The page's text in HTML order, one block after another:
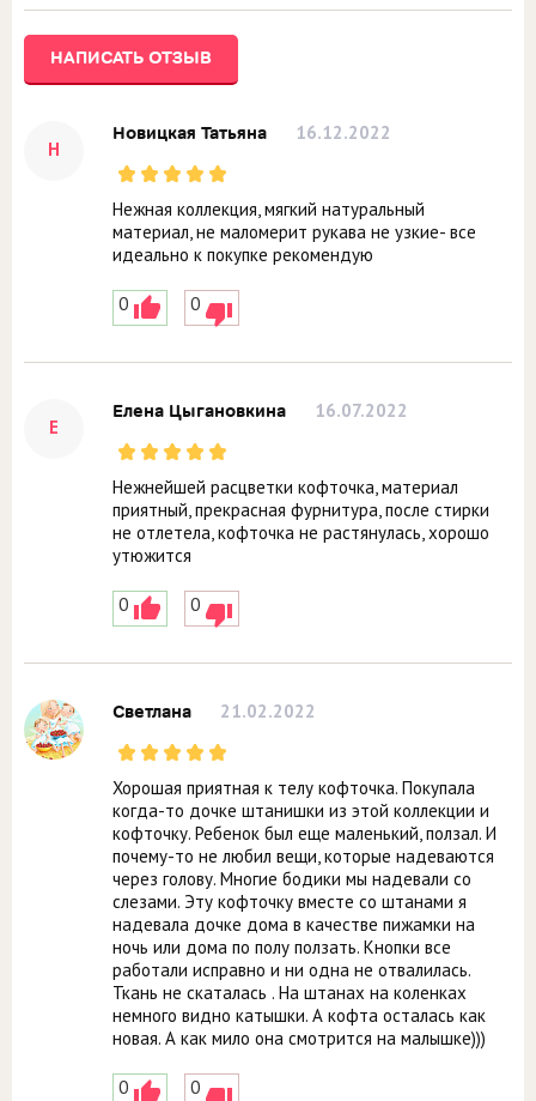
НАПИСАТЬ ОТЗЫВ
Н
Новицкая Татьяна 16.12.2022
Нежная коллекция, мягкий натуральный
материал, не маломерит рукава не узкие- все
идеально к покупке рекомендую
0 0
Е
Елена Цыгановкина 16.07.2022
Нежнейшей расцветки кофточка, материал
приятный, прекрасная фурнитура, после стирки
не отлетела, кофточка не растянулась, хорошо
утюжится
0 0
Светлана 21.02.2022
Хорошая приятная к телу кофточка. Покупала
когда-то дочке штанишки из этой коллекции и
кофточку. Ребенок был еще маленький, ползал. И
почему-то не любил вещи, которые надеваются
через голову. Многие бодики мы надевали со
слезами. Эту кофточку вместе со штанами я
надевала дочке дома в качестве пижамки на
ночь или дома по полу ползать. Кнопки все
работали исправно и ни одна не отвалилась.
Ткань не скаталась . На штанах на коленках
немного видно катышки. А кофта осталась как
новая. А как мило она смотрится на малышке)))
0 0